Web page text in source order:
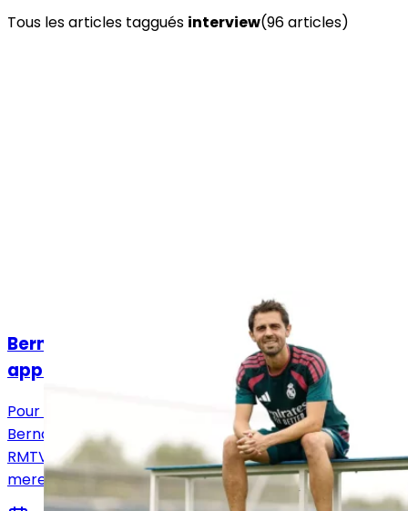
Tous les articles taggués interview(96articles)
Bernardo Silva : « Quand le Real Madrid m'a
appelé, il était impossible de dire non »
Pour son premier jour à l'entraînement à Valdebebas,
Bernardo Silva a accordé sa première interview à
RMTV en affichant ses ambitions sous le maillot
merengue.